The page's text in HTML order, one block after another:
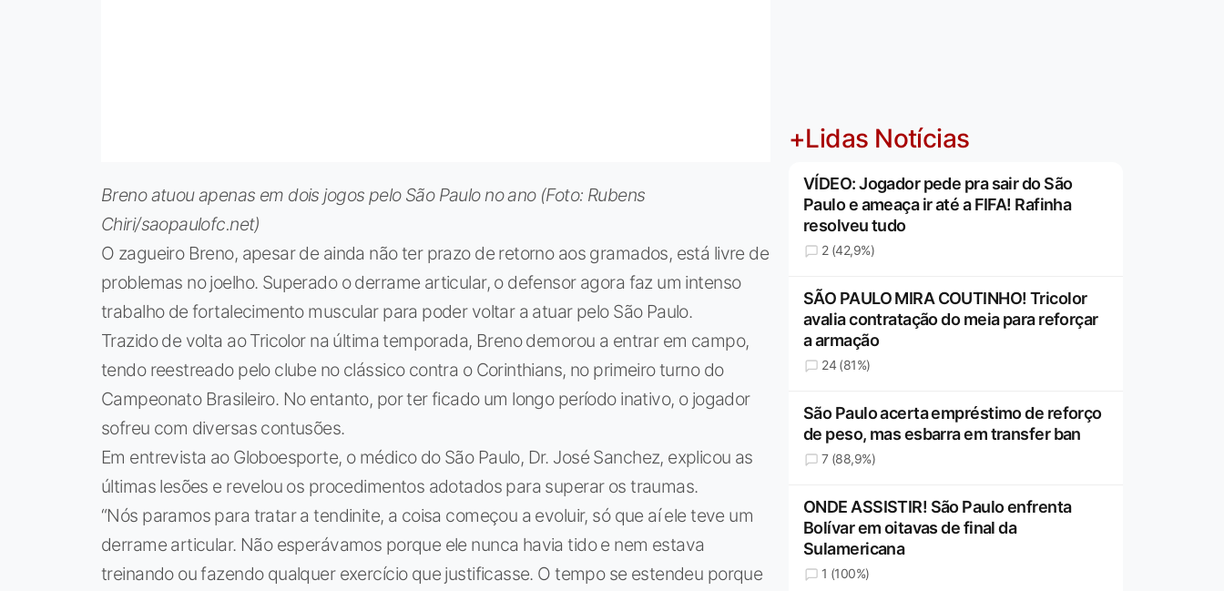
Breno atuou apenas em dois jogos pelo São Paulo no ano (Foto: Rubens
Chiri/saopaulofc.net)
O zagueiro Breno, apesar de ainda não ter prazo de retorno aos gramados, está livre de
problemas no joelho. Superado o derrame articular, o defensor agora faz um intenso
trabalho de fortalecimento muscular para poder voltar a atuar pelo São Paulo.
Trazido de volta ao Tricolor na última temporada, Breno demorou a entrar em campo,
tendo reestreado pelo clube no clássico contra o Corinthians, no primeiro turno do
Campeonato Brasileiro. No entanto, por ter ficado um longo período inativo, o jogador
sofreu com diversas contusões.
Em entrevista ao Globoesporte, o médico do São Paulo, Dr. José Sanchez, explicou as
últimas lesões e revelou os procedimentos adotados para superar os traumas.
“Nós paramos para tratar a tendinite, a coisa começou a evoluir, só que aí ele teve um
derrame articular. Não esperávamos porque ele nunca havia tido e nem estava
treinando ou fazendo qualquer exercício que justificasse. O tempo se estendeu porque
+Lidas Notícias
VÍDEO: Jogador pede pra sair do São
Paulo e ameaça ir até a FIFA! Rafinha
resolveu tudo
2 (42,9%)
SÃO PAULO MIRA COUTINHO! Tricolor
avalia contratação do meia para reforçar
a armação
24 (81%)
São Paulo acerta empréstimo de reforço
de peso, mas esbarra em transfer ban
7 (88,9%)
ONDE ASSISTIR! São Paulo enfrenta
Bolívar em oitavas de final da
Sulamericana
1 (100%)